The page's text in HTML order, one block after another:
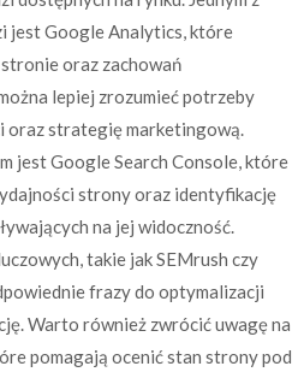
jest Google Analytics, które
oraz zachowań
lepiej zrozumieć potrzeby
strategię marketingową.
jest Google Search Console, które
strony oraz identyfikację
na jej widoczność.
takie jak SEMrush czy
frazy do optymalizacji
Warto również zwrócić uwagę na
pomagają ocenić stan strony pod